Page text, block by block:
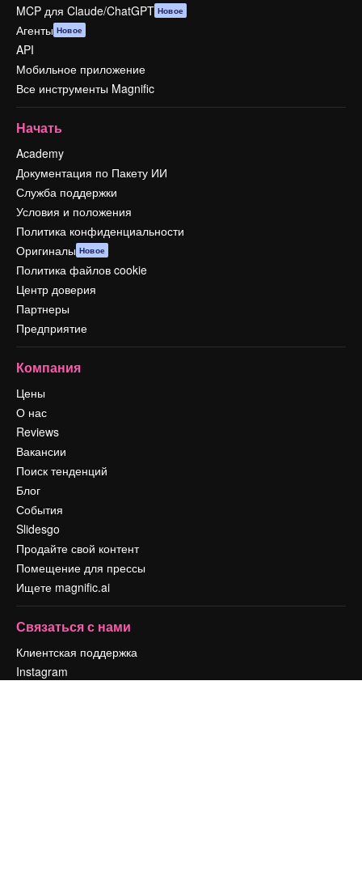
MCP для Claude/ChatGPT Новое
Агенты Новое
API
Мобильное приложение
Все инструменты Magnific
Начать
Academy
Документация по Пакету ИИ
Служба поддержки
Условия и положения
Политика конфиденциальности
Оригиналы Новое
Политика файлов cookie
Центр доверия
Партнеры
Предприятие
Компания
Цены
О нас
Reviews
Вакансии
Поиск тенденций
Блог
События
Slidesgo
Продайте свой контент
Помещение для прессы
Ищете magnific.ai
Связаться с нами
Клиентская поддержка
Instagram